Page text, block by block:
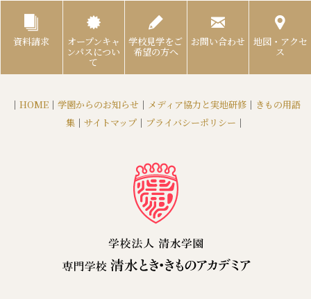
資料請求 オープンキャ
ンパスについ
て
学校見学をご
希望の方へ
お問い合わせ 地図・アクセ
ス
｜ HOME ｜ 学園からのお知らせ ｜ メディア協力と実地研修 ｜ きもの用語
集 ｜ サイトマップ ｜ プライバシーポリシー ｜